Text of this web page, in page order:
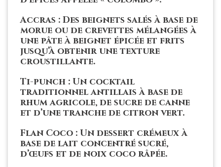
Accras : Des beignets salés à base de
morue ou de crevettes mélangées à
une pâte à beignet épicée et frits
jusqu’à obtenir une texture
croustillante.
Ti-punch : Un cocktail
traditionnel antillais à base de
rhum agricole, de sucre de canne
et d’une tranche de citron vert.
Flan Coco : Un dessert crémeux à
base de lait concentré sucré,
d’œufs et de noix coco râpée.